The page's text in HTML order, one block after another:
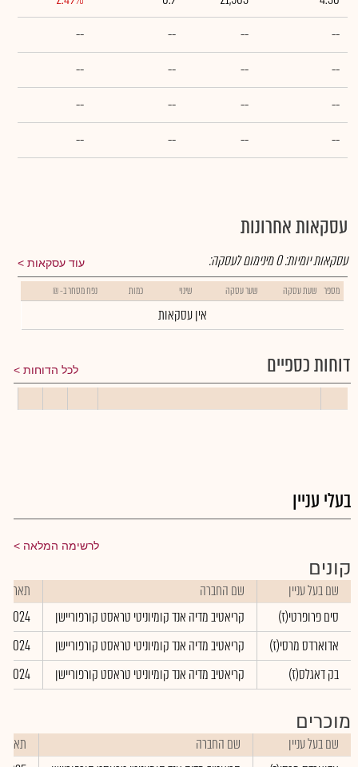
--
--
--
--
--
--
--
--
--
--
--
--
--
--
--
--
עסקאות אחרונות
עוד עסקאות עסקאות יומיות:0מינימום לעסקה:
מספר שעת עסקה שער עסקה שינוי כמות נפח מסחר ב- ₪
אין עסקאות
דוחות כספיים לכל הדוחות
בעלי עניין
לרשימה המלאה
קונים
שם בעל עניין שם החברה
תאריך
סים פרופרטי(ז)
קריאטיב מדיה אנד קומיוניטי טראסט קורפוריישן
2024
אדוארדס מרסי(ז)
קריאטיב מדיה אנד קומיוניטי טראסט קורפוריישן
2024
בק דאגלס(ז)
קריאטיב מדיה אנד קומיוניטי טראסט קורפוריישן 2024
מוכרים
שם בעל עניין שם החברה